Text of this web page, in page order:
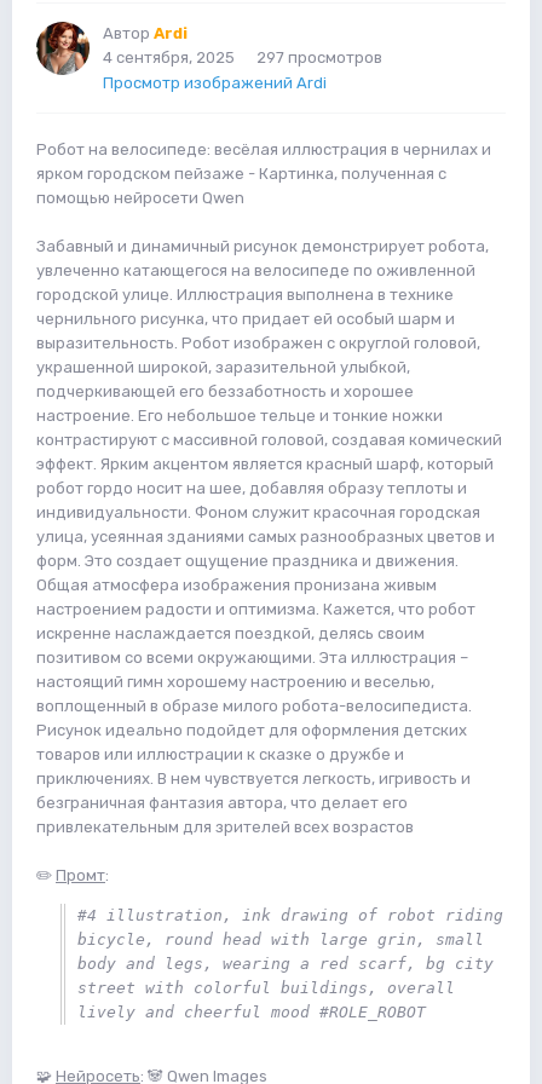
Автор Ardi
4 сентября, 2025
297 просмотров
Просмотр изображений Ardi
Робот на велосипеде: весёлая иллюстрация в чернилах и
ярком городском пейзаже - Картинка, полученная с
помощью нейросети Qwen
Забавный и динамичный рисунок демонстрирует робота,
увлеченно катающегося на велосипеде по оживленной
городской улице. Иллюстрация выполнена в технике
чернильного рисунка, что придает ей особый шарм и
выразительность. Робот изображен с округлой головой,
украшенной широкой, заразительной улыбкой,
подчеркивающей его беззаботность и хорошее
настроение. Его небольшое тельце и тонкие ножки
контрастируют с массивной головой, создавая комический
эффект. Ярким акцентом является красный шарф, который
робот гордо носит на шее, добавляя образу теплоты и
индивидуальности. Фоном служит красочная городская
улица, усеянная зданиями самых разнообразных цветов и
форм. Это создает ощущение праздника и движения.
Общая атмосфера изображения пронизана живым
настроением радости и оптимизма. Кажется, что робот
искренне наслаждается поездкой, делясь своим
позитивом со всеми окружающими. Эта иллюстрация –
настоящий гимн хорошему настроению и веселью,
воплощенный в образе милого робота-велосипедиста.
Рисунок идеально подойдет для оформления детских
товаров или иллюстрации к сказке о дружбе и
приключениях. В нем чувствуется легкость, игривость и
безграничная фантазия автора, что делает его
привлекательным для зрителей всех возрастов
✏️ Промт:
#4 illustration, ink drawing of robot riding
bicycle, round head with large grin, small
body and legs, wearing a red scarf, bg city
street with colorful buildings, overall
lively and cheerful mood #ROLE_ROBOT
🧩 Нейросеть: 🐼 Qwen Images